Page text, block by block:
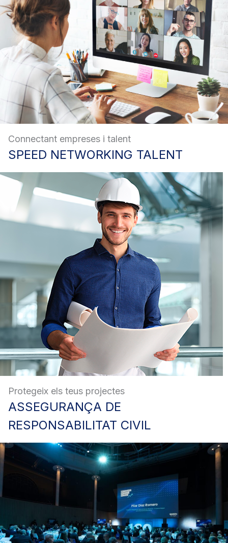
Connectant empreses i talent
SPEED NETWORKING TALENT
Protegeix els teus projectes
ASSEGURANÇA DE
RESPONSABILITAT CIVIL